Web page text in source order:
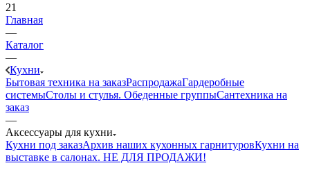
21
Главная
—
Каталог
—
Кухни
Бытовая техника на заказРаспродажаГардеробные
системыСтолы и стулья. Обеденные группыСантехника на
заказ
—
Аксессуары для кухни
Кухни под заказАрхив наших кухонных гарнитуровКухни на
выставке в салонах. НЕ ДЛЯ ПРОДАЖИ!